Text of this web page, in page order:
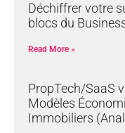
Déchiffrer votre
blocs du
Read More »
PropTech/SaaS
Modèles
Immobiliers